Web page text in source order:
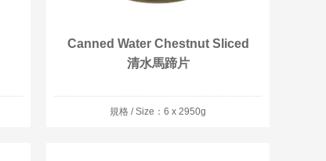
Canned Water Chestnut Sliced
清水馬蹄片
規格 / Size：6 x 2950g